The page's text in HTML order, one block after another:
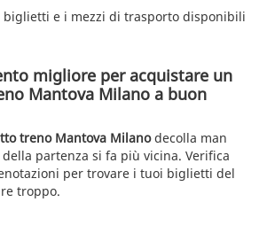
e i mezzi di trasporto disponibili
migliore per acquistare un
Mantova Milano a buon
treno Mantova Milanodecolla man
partenza si fa più vicina. Verifica
per trovare i tuoi biglietti del
troppo.